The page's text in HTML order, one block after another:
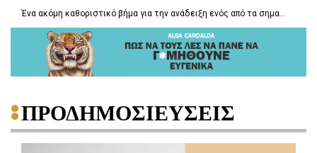
Ένα ακόμη καθοριστικό βήμα για την ανάδειξη ενός από τα σημα...
ΠΡΟΔΗΜΟΣΙΕΥΣΕΙΣ